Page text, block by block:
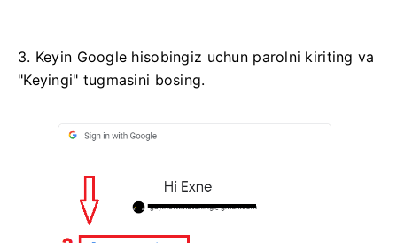
3. Keyin Google hisobingiz uchun parolni kiriting va
"Keyingi" tugmasini bosing.